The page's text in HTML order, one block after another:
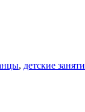
, детские